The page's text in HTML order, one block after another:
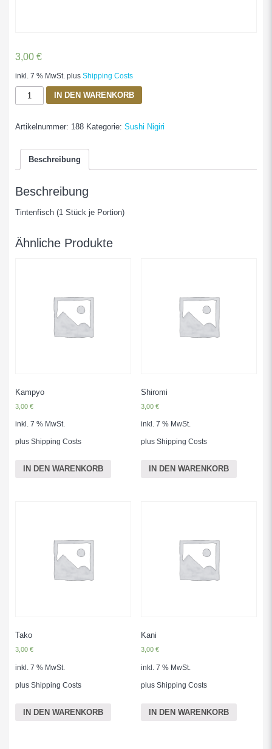
3,00 €
inkl. 7 % MwSt. plus Shipping Costs
Menge
IN DEN WARENKORB
Artikelnummer: 188 Kategorie: Sushi Nigiri
Beschreibung
Beschreibung
Tintenfisch (1 Stück je Portion)
Ähnliche Produkte
Kampyo
3,00 €
inkl. 7 % MwSt.
plus Shipping Costs
IN DEN WARENKORB
Shiromi
3,00 €
inkl. 7 % MwSt.
plus Shipping Costs
IN DEN WARENKORB
Tako
3,00 €
inkl. 7 % MwSt.
plus Shipping Costs
IN DEN WARENKORB
Kani
3,00 €
inkl. 7 % MwSt.
plus Shipping Costs
IN DEN WARENKORB